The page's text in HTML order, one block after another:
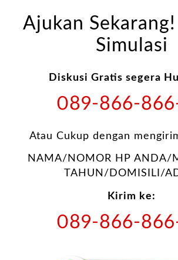
Ajukan
Simulasi
Diskusi Gratis segera
089-866-
Atau Cukup dengan
NAMA/NOMOR HP ANDA/
TAHUN/DOMISILI/
Kirim ke:
089-866-